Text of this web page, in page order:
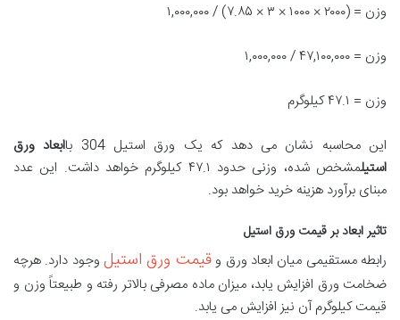
وزن = (۲۰۰۰ × ۱۰۰۰ × ۳ × ۷.۸۵) / ۱,۰۰۰,۰۰۰
وزن = ۴۷,۱۰۰,۰۰۰ / ۱,۰۰۰,۰۰۰
وزن = ۴۷.۱ کیلوگرم
این محاسبه نشان می دهد که یک ورق استیل 304 با
ابعاد ورق
استیل
مشخص شده، وزنی حدود ۴۷.۱ کیلوگرم خواهد داشت. این عدد
مبنای برآورد هزینه خرید خواهد بود.
تاثیر ابعاد بر قیمت ورق استیل
رابطه مستقیمی میان ابعاد ورق وقیمت ورق استیلوجود دارد. هرچه
ضخامت ورق افزایش یابد، میزان ماده مصرفی بالاتر رفته و طبیعتاً وزن و
قیمت کیلوگرم آن نیز افزایش می یابد.